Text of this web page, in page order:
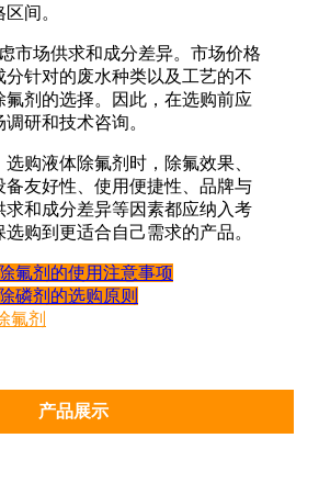
间。
场供求和成分差异。市场价格
分针对的废水种类以及工艺的不
氟剂的选择。因此，在选购前应
研和技术咨询。
液体除氟剂时，除氟效果、
备友好性、使用便捷性、品牌与
求和成分差异等因素都应纳入考
购到更适合自己需求的产品。
氟剂的使用注意事项
磷剂的选购原则
氟剂
产品展示